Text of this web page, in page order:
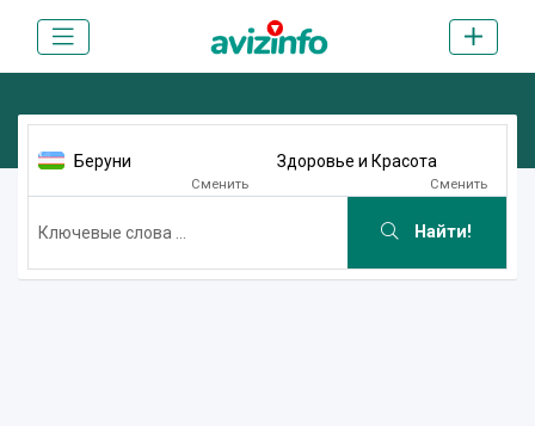
Беруни
Сменить
Здоровье и Красота
Сменить
Найти!